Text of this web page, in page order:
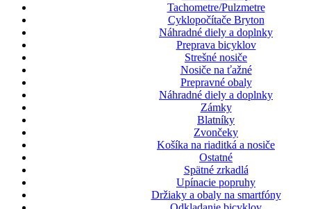
Tachometre/Pulzmetre
Cyklopočítače Bryton
Náhradné diely a doplnky
Preprava bicyklov
Strešné nosiče
Nosiče na ťažné
Prepravné obaly
Náhradné diely a doplnky
Zámky
Blatníky
Zvončeky
Košíka na riaditká a nosiče
Ostatné
Spätné zrkadlá
Upínacie popruhy
Držiaky a obaly na smartfóny